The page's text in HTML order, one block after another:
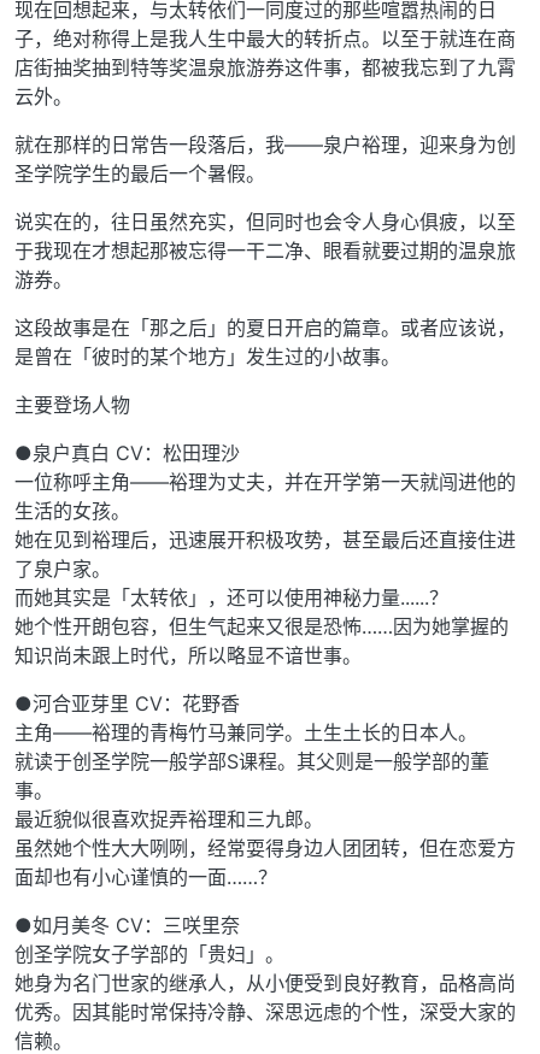
现在回想起来，与太转依们一同度过的那些喧嚣热闹的日
子，绝对称得上是我人生中最大的转折点。以至于就连在商
店街抽奖抽到特等奖温泉旅游券这件事，都被我忘到了九霄
云外。
就在那样的日常告一段落后，我——泉户裕理，迎来身为创
圣学院学生的最后一个暑假。
说实在的，往日虽然充实，但同时也会令人身心俱疲，以至
于我现在才想起那被忘得一干二净、眼看就要过期的温泉旅
游券。
这段故事是在「那之后」的夏日开启的篇章。或者应该说，
是曾在「彼时的某个地方」发生过的小故事。
主要登场人物
●泉户真白 CV：松田理沙
一位称呼主角——裕理为丈夫，并在开学第一天就闯进他的
生活的女孩。
她在见到裕理后，迅速展开积极攻势，甚至最后还直接住进
了泉户家。
而她其实是「太转依」，还可以使用神秘力量......？
她个性开朗包容，但生气起来又很是恐怖……因为她掌握的
知识尚未跟上时代，所以略显不谙世事。
●河合亚芽里 CV：花野香
主角——裕理的青梅竹马兼同学。土生土长的日本人。
就读于创圣学院一般学部S课程。其父则是一般学部的董
事。
最近貌似很喜欢捉弄裕理和三九郎。
虽然她个性大大咧咧，经常耍得身边人团团转，但在恋爱方
面却也有小心谨慎的一面……？
●如月美冬 CV：三咲里奈
创圣学院女子学部的「贵妇」。
她身为名门世家的继承人，从小便受到良好教育，品格高尚
优秀。因其能时常保持冷静、深思远虑的个性，深受大家的
信赖。